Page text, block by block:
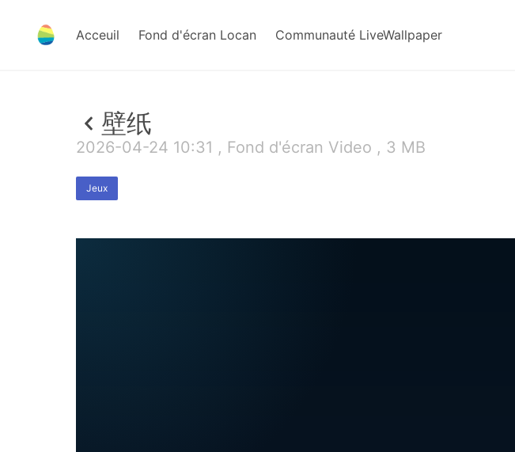
Acceuil Fond d'écran Locan Communauté LiveWallpaper
壁纸
2026-04-24 10:31 , Fond d'écran Video , 3 MB
Jeux